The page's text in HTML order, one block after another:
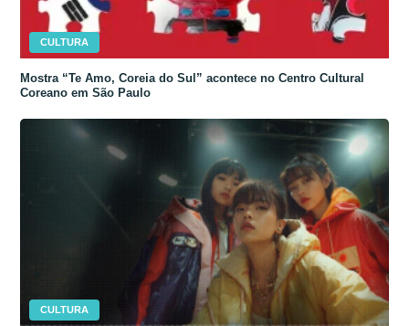
CULTURA
Mostra “Te Amo, Coreia do Sul” acontece no Centro Cultural
Coreano em São Paulo
CULTURA